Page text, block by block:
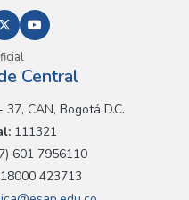
Central
CAN, Bogotá D.C.
111321
601 7956110
423713